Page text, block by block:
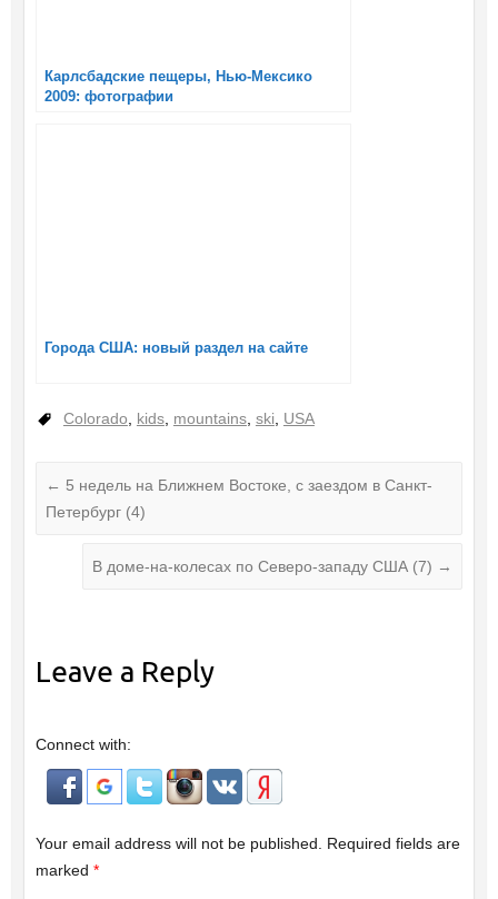
Карлсбадские пещеры, Нью-Мексико
2009: фотографии
Города США: новый раздел на сайте
Colorado kids, mountains, ski USA
← 5 недель на Ближнем Востоке, с заездом в Санкт-
Петербург (4)
В доме-на-колесах по Северо-западу США (7) →
Leave a Reply
Connect with:
Your email address will not be published.
Required fields are
marked *